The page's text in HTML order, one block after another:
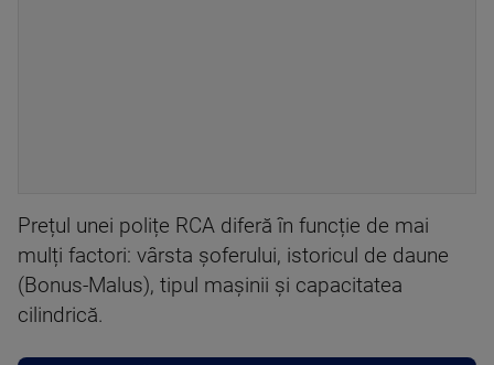
Prețul unei polițe RCA diferă în funcție de mai
mulți factori: vârsta șoferului, istoricul de daune
(Bonus-Malus), tipul mașinii și capacitatea
cilindrică.